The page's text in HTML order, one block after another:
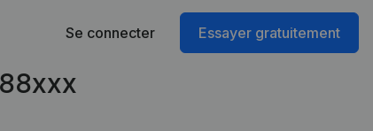
Se connecter Essayer gratuitement